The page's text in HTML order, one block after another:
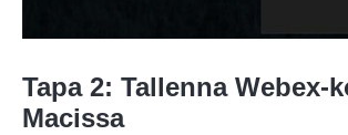
Tapa 2: Tallenna Webex-
Macissa